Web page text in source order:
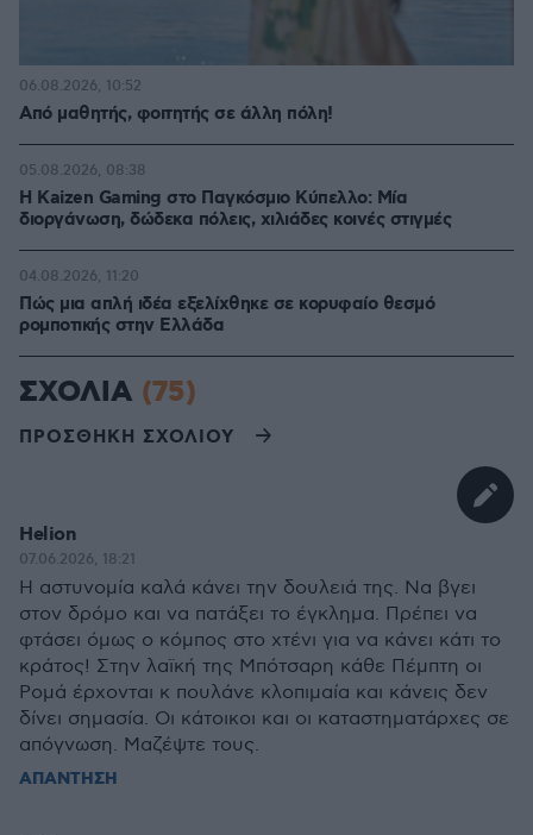
Από μαθητής, φοιτητής σε άλλη πόλη!
06.08.2026, 10:52
H Kaizen Gaming στο Παγκόσμιο Kύπελλο: Μία
διοργάνωση, δώδεκα πόλεις, χιλιάδες κοινές στιγμές
05.08.2026, 08:38
Πώς μια απλή ιδέα εξελίχθηκε σε κορυφαίο θεσμό
ρομποτικής στην Ελλάδα
04.08.2026, 11:20
ΣΧΟΛΙΑ (75)
ΠΡΟΣΘΗΚΗ ΣΧΟΛΙΟΥ
Helion
07.06.2026, 18:21
Η αστυνομία καλά κάνει την δουλειά της. Να βγει
στον δρόμο και να πατάξει το έγκλημα. Πρέπει να
φτάσει όμως ο κόμπος στο χτένι για να κάνει κάτι το
κράτος! Στην λαϊκή της Μπότσαρη κάθε Πέμπτη οι
Ρομά έρχονται κ πουλάνε κλοπιμαία και κάνεις δεν
δίνει σημασία. Οι κάτοικοι και οι καταστηματάρχες σε
απόγνωση. Μαζέψτε τους.
ΑΠΑΝΤΗΣΗ